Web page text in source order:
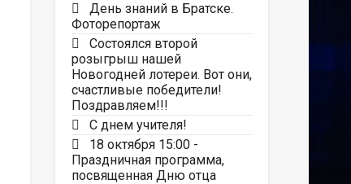
День знаний в Братске.
Фоторепортаж
Состоялся второй
розыгрыш нашей
Новогодней лотереи. Вот они,
счастливые победители!
Поздравляем!!!
С днем учителя!
18 октября 15:00 -
Праздничная программа,
посвященная Дню отца